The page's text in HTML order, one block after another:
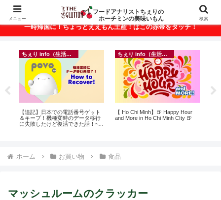
ベトナム・ホーチミンの美味いもんが満載！
一時帰国に！ちょっとええもん土産！はこの赤帯をタッチ！
ちぇり info（生活情報）
【追記】日本での電話番号ゲット
＆キープ！機種変時のデータ移行
に失敗したけど復活できた話！~
ちぇり info（生活情報）
【 Ho Chi Minh】🍺 Happy Hour
and More in Ho Chi Minh CIty 🍺
ホーム お買い物 食品
マッシュルームのクラッカー
メニュー
フードアナリストちぇりの
ホーチミンの美味いもん
検索